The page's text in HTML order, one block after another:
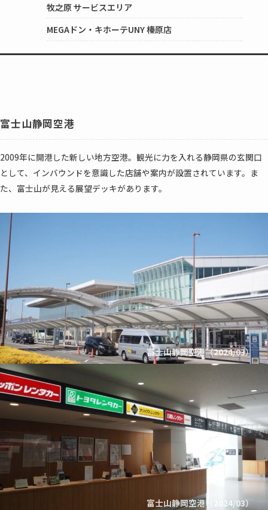
牧之原 サービスエリア
MEGAドン・キホーテUNY 榛原店
富士山静岡空港
2009年に開港した新しい地方空港。観光に力を入れる静岡県の玄関口
として、インバウンドを意識した店舗や案内が設置されています。ま
た、富士山が見える展望デッキがあります。
富士山静岡空港（2024/03）
富士山静岡空港（2024/03）